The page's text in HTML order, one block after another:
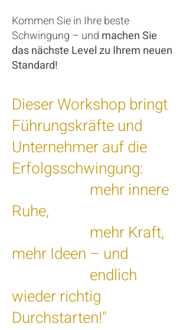
Kommen Sie in Ihre beste
Schwingung – und machen Sie
das nächste Level zu Ihrem neuen
Standard!
Dieser Workshop bringt
Führungskräfte und
Unternehmer auf die
Erfolgsschwingung:
mehr innere
Ruhe,
mehr Kraft,
mehr Ideen – und
endlich
wieder richtig
Durchstarten!"